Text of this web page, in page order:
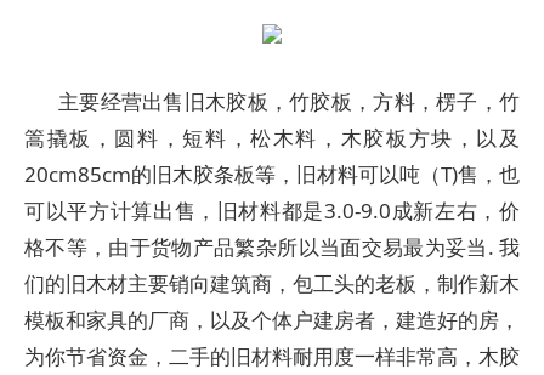
主要经营出售旧木胶板，竹胶板，方料，楞子，竹
篙撬板，圆料，短料，松木料，木胶板方块，以及
20cm85cm的旧木胶条板等，旧材料可以吨（T)售，也
可以平方计算出售，旧材料都是3.0-9.0成新左右，价
格不等，由于货物产品繁杂所以当面交易最为妥当. 我
们的旧木材主要销向建筑商，包工头的老板，制作新木
模板和家具的厂商，以及个体户建房者，建造好的房，
为你节省资金，二手的旧材料耐用度一样非常高，木胶